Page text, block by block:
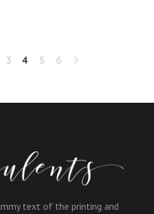
3 4 5 6
text of the printing and